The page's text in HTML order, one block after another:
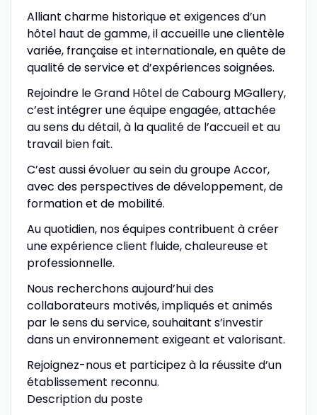
Alliant charme historique et exigences d’un
hôtel haut de gamme, il accueille une clientèle
variée, française et internationale, en quête de
qualité de service et d’expériences soignées.
Rejoindre le Grand Hôtel de Cabourg MGallery,
c’est intégrer une équipe engagée, attachée
au sens du détail, à la qualité de l’accueil et au
travail bien fait.
C’est aussi évoluer au sein du groupe Accor,
avec des perspectives de développement, de
formation et de mobilité.
Au quotidien, nos équipes contribuent à créer
une expérience client fluide, chaleureuse et
professionnelle.
Nous recherchons aujourd’hui des
collaborateurs motivés, impliqués et animés
par le sens du service, souhaitant s’investir
dans un environnement exigeant et valorisant.
Rejoignez-nous et participez à la réussite d’un
établissement reconnu.
Description du poste